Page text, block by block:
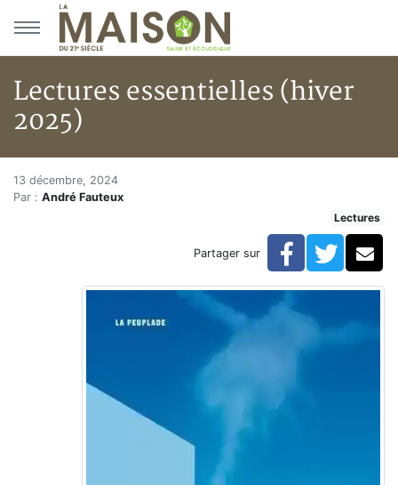
Aller au menu principal
Aller au contenu principal
Lectures essentielles (hiver
2025)
Accueil
Articles
Développement personnel
Lectures essentielles (hiver
13 décembre, 2024
Par : André Fauteux
Lectures
Partager sur Facebook